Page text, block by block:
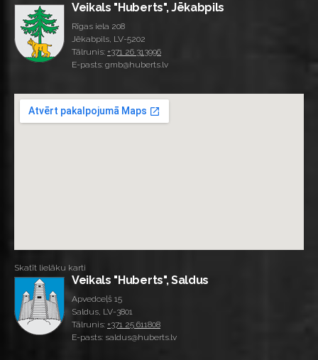
Veikals "Huberts", Jēkabpils
Rīgas iela 208
Jēkabpils, LV-5202
Tālrunis: +371 26 313996
E-pasts: gmb@huberts.lv
Skatīt lielāku karti
Veikals "Huberts", Saldus
Apvedceļš 15
Saldus, LV-3801
Tālrunis: +371 25 611808
E-pasts: saldus@huberts.lv